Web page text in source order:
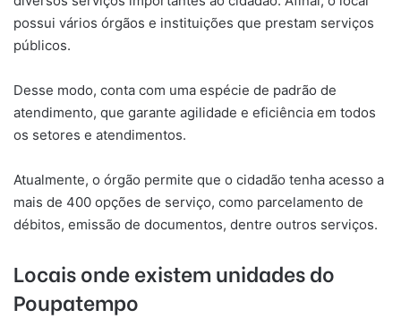
possui vários órgãos e instituições que prestam serviços
públicos.
Desse modo, conta com uma espécie de padrão de
atendimento, que garante agilidade e eficiência em todos
os setores e atendimentos.
Atualmente, o órgão permite que o cidadão tenha acesso a
mais de 400 opções de serviço, como parcelamento de
débitos, emissão de documentos, dentre outros serviços.
Locais onde existem unidades do
Poupatempo